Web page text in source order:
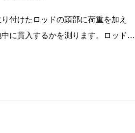
付けたロッドの頭部に荷重を加え
に貫入するかを測ります。ロッドの